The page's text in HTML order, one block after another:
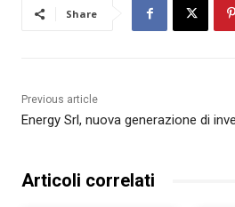
Share
Previous article
Energy Srl, nuova generazione di
Articoli correlati